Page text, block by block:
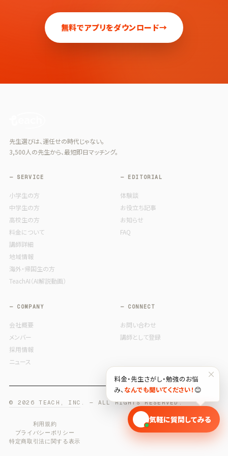
無料でアプリをダウンロード→
先生選びは、運任せの時代じゃない。
3,500人の先生から、最短即日マッチング。
— SERVICE
小学生の方
中学生の方
高校生の方
料金について
講師詳細
地域情報
海外・帰国生の方
TeachAI（AI解説動画）
— EDITORIAL
体験談
お役立ち記事
お知らせ
FAQ
— COMPANY
会社概要
メンバー
採用情報
ニュース
— CONNECT
お問い合わせ
講師として登録
© 2026 TEACH, INC. — ALL RIGHTS RESERVED.
利用規約
プライバシーポリシー
特定商取引法に関する表示
×
料金・先生さがし・勉強のお悩
み、 なんでも聞いてください！ 😊
🎓 気軽に質問してみる